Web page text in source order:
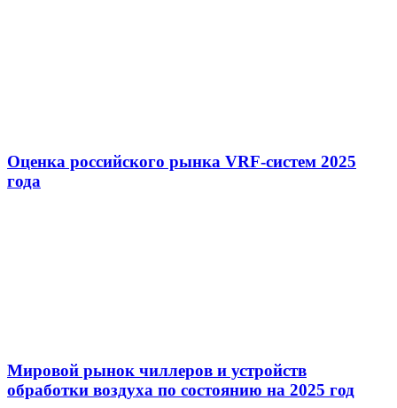
Оценка российского рынка VRF-систем 2025
года
Мировой рынок чиллеров и устройств
обработки воздуха по состоянию на 2025 год